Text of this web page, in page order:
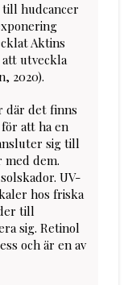
hudcancer
Aktins
utveckla
2020).
där det finns
att ha en
sig till
med dem.
UV-
hos friska
till
sig. Retinol
och är en av